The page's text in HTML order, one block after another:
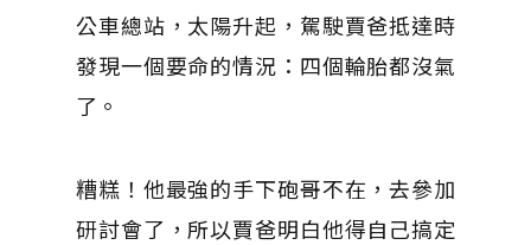
公車總站，太陽升起，駕駛賈爸抵達時
發現一個要命的情況：四個輪胎都沒氣
了。
糟糕！他最強的手下砲哥不在，去參加
研討會了，所以賈爸明白他得自己搞定